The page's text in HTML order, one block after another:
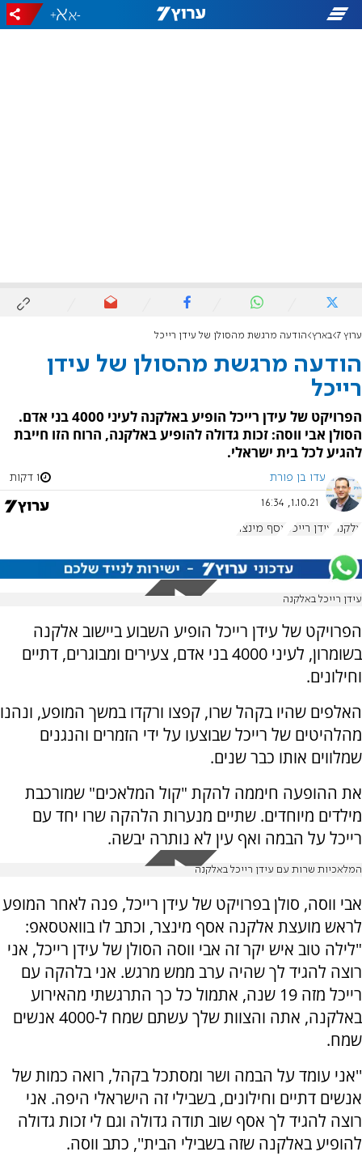
-
+
ערוץ 7 בארץ הודעה מרגשת מהסולן של עידן רייכל
הודעה מרגשת מהסולן של עידן
רייכל
הפרויקט של עידן רייכל הופיע באלקנה לעיני 4000 בני אדם.
הסולן אבי ווסה: זכות גדולה להופיע באלקנה, הרוח הזו חייבת
להגיע לכל בית ישראלי.
עדו בן פורת 1 דקות
1.10.21, 16:34
אלקנה עידן רייכל אסף מינצר
עידן רייכל באלקנה
הפרויקט של עידן רייכל הופיע השבוע ביישוב אלקנה
בשומרון, לעיני 4000 בני אדם, צעירים ומבוגרים, דתיים
וחילונים.
האלפים שהיו בקהל שרו, קפצו ורקדו במשך המופע, ונהנו
מהלהיטים של רייכל שבוצעו על ידי הזמרים והנגנים
שמלווים אותו כבר שנים.
את ההופעה חיממה להקת "קול המלאכים" שמורכבת
מילדים מיוחדים. שתיים מנערות הלהקה שרו יחד עם
רייכל על הבמה ואף עין לא נותרה יבשה.
המלאכיות שרות עם עידן רייכל באלקנה
אבי ווסה, סולן בפרויקט של עידן רייכל, פנה לאחר המופע
לראש מועצת אלקנה אסף מינצר, וכתב לו בוואטסאפ:
"לילה טוב איש יקר זה אבי ווסה הסולן של עידן רייכל, אני
רוצה להגיד לך שהיה ערב ממש מרגש. אני בלהקה עם
רייכל מזה 19 שנה, אתמול כל כך התרגשתי מהאירוע
באלקנה, אתה והצוות שלך עשתם שמח ל-4000 אנשים
שמח.
''אני עומד על הבמה ושר ומסתכל בקהל, רואה כמות של
אנשים דתיים וחילונים, בשבילי זה הישראלי היפה. אני
רוצה להגיד לך אסף שוב תודה גדולה וגם לי זכות גדולה
להופיע באלקנה שזה בשבילי הבית'', כתב ווסה.